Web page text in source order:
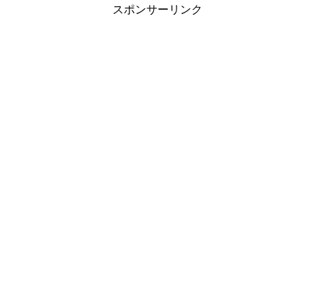
スポンサーリンク